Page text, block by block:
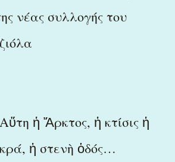
νέας συλλογής του
Αὕτη ἡ Ἄρκτος, ἡ κτίσις ἡ
ἡ στενὴ ὁδός…